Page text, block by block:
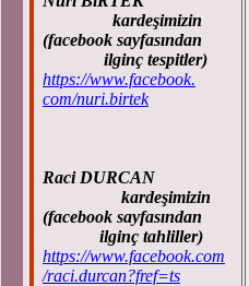
kardeşimizin
(facebook sayfasından
ilginç tespitler)
https://www.facebook.
com/nuri.birtek
Raci DURCAN
kardeşimizin
(facebook sayfasından
ilginç tahliller)
https://www.facebook.com
/raci.durcan?fref=ts